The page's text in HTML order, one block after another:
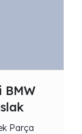
BMW
Parça